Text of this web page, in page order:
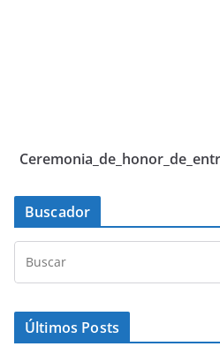
Buscador
Últimos Posts